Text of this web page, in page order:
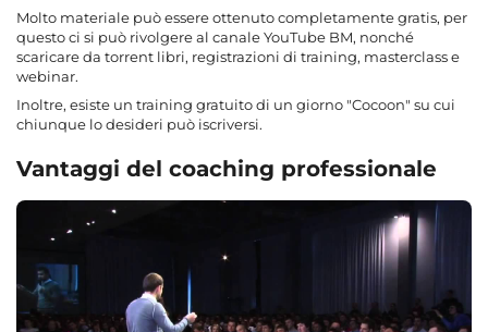
Molto materiale può essere ottenuto completamente gratis, per
questo ci si può rivolgere al canale YouTube BM, nonché
scaricare da torrent libri, registrazioni di training, masterclass e
webinar.
Inoltre, esiste un training gratuito di un giorno "Cocoon" su cui
chiunque lo desideri può iscriversi.
Vantaggi del coaching professionale